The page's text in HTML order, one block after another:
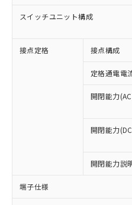
スイッチユニット構成
接点定格 接点構成
定格通電電
開閉能力
開閉能力
開閉能力説
端子仕様
ご利用条件
以下の条件をお読み
対応済み：EU
非含有に対応した製
対応予定：EU
有に対応した製品に
対応予定なし：EU
非含有に非対応の商